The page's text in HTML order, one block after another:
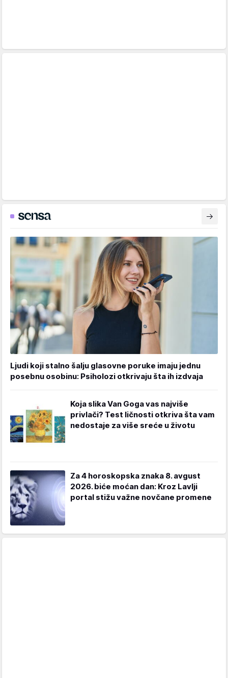
Ljudi koji stalno šalju glasovne poruke imaju jednu
posebnu osobinu: Psiholozi otkrivaju šta ih izdvaja
Koja slika Van Goga vas najviše
privlači? Test ličnosti otkriva šta vam
nedostaje za više sreće u životu
Za 4 horoskopska znaka 8. avgust
2026. biće moćan dan: Kroz Lavlji
portal stižu važne novčane promene